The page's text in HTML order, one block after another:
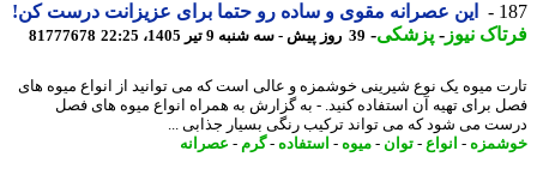
این عصرانه مقوی و ساده رو حتما برای عزیزانت درست کن!
نیوز-پزشکی-39 روز پیش - سه شنبه 9 تیر 1405، 22:25 81777678
میوه یک نوع شیرینی خوشمزه و عالی است که می توانید از انواع میوه های
برای تهیه آن استفاده کنید. - به گزارش به همراه انواع میوه های فصل
می شود که می تواند ترکیب رنگی بسیار جذابی ...
-انواع -توان- میوه-استفاده-گرم-عصرانه